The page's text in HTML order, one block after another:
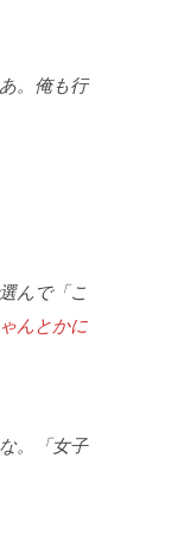
。俺も行
んで「こ
んとかに
。「女子